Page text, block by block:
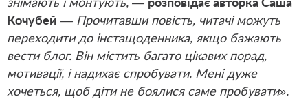
Кочубей — Прочитавши повість, читачі можуть
переходити до інстащоденника, якщо бажають
вести блог. Він містить багато цікавих порад,
мотивації, і надихає спробувати. Мені дуже
хочеться, щоб діти не боялися саме пробувати».